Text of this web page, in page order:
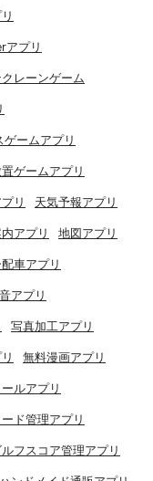
アプリ
レーンゲーム
ームアプリ
ゲームアプリ
リ 天気予報アプリ
アプリ 地図アプリ
車アプリ
アプリ
写真加工アプリ
無料漫画アプリ
ルアプリ
ド管理アプリ
ルフスコア管理アプリ